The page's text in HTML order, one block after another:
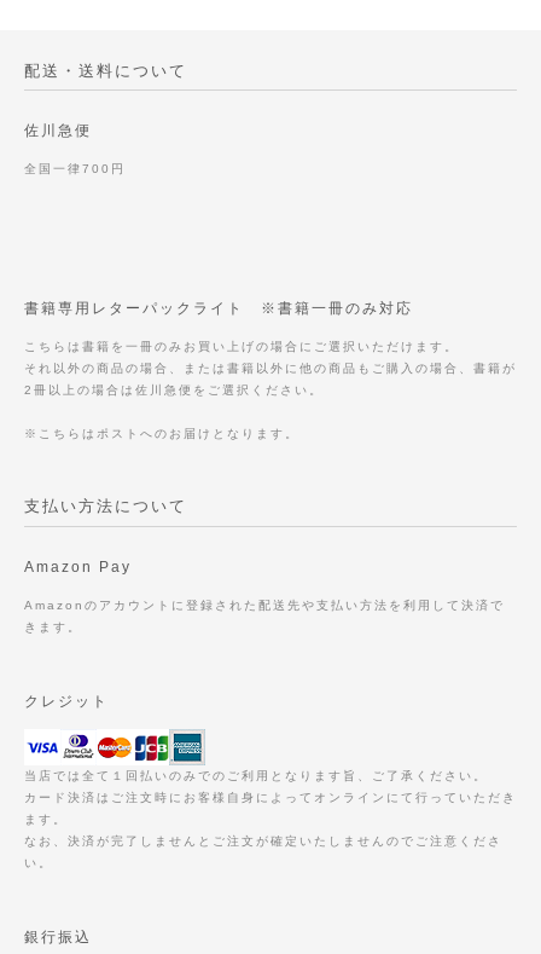
配送・送料について
佐川急便
全国一律700円
書籍専用レターパックライト ※書籍一冊のみ対応
こちらは書籍を一冊のみお買い上げの場合にご選択いただけます。
それ以外の商品の場合、または書籍以外に他の商品もご購入の場合、書籍が
2冊以上の場合は佐川急便をご選択ください。
※こちらはポストへのお届けとなります。
支払い方法について
Amazon Pay
Amazonのアカウントに登録された配送先や支払い方法を利用して決済で
きます。
クレジット
当店では全て１回払いのみでのご利用となります旨、ご了承ください。
カード決済はご注文時にお客様自身によってオンラインにて行っていただき
ます。
なお、決済が完了しませんとご注文が確定いたしませんのでご注意くださ
い。
銀行振込